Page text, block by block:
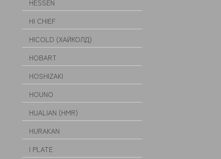
HESSEN
HI CHIEF
HICOLD (ХАЙКОЛД)
HOBART
HOSHIZAKI
HOUNO
HUALIAN (HMR)
HURAKAN
I PLATE